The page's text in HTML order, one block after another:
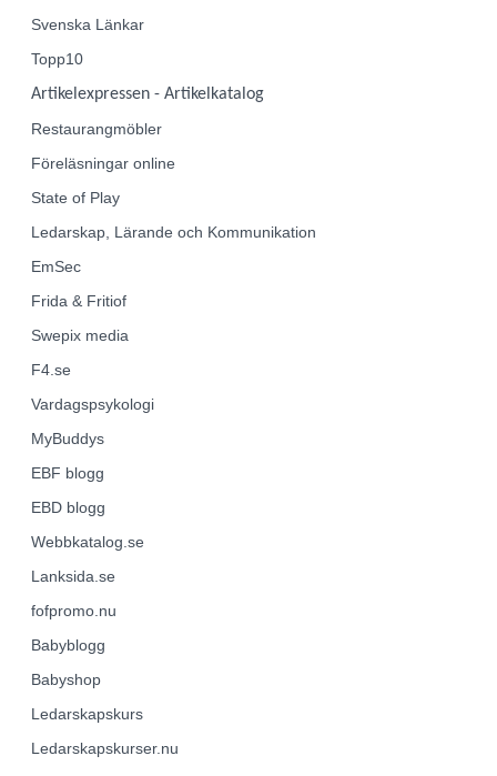
Svenska Länkar
Topp10
Artikelexpressen - Artikelkatalog
Restaurangmöbler
Föreläsningar online
State of Play
Ledarskap, Lärande och Kommunikation
EmSec
Frida & Fritiof
Swepix media
F4.se
Vardagspsykologi
MyBuddys
EBF blogg
EBD blogg
Webbkatalog.se
Lanksida.se
fofpromo.nu
Babyblogg
Babyshop
Ledarskapskurs
Ledarskapskurser.nu